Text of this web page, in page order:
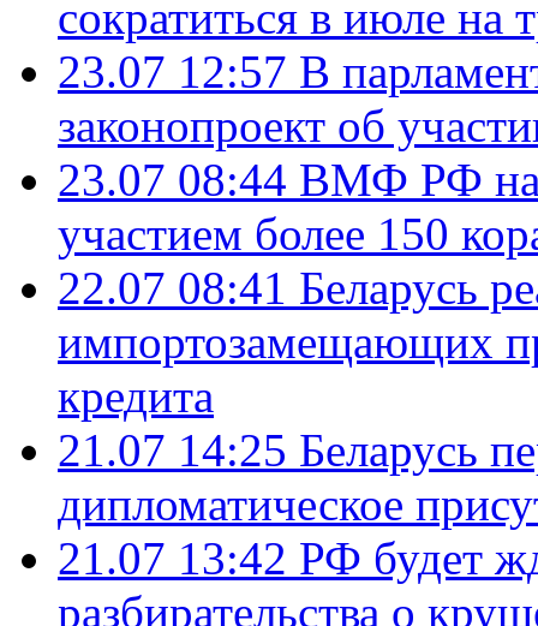
сократиться в июле на
23.07 12:57 В
законопроект об
23.07 08:44 ВМФ РФ
участием более 150
22.07 08:41 Беларусь
импортозамещающих
кредита
21.07 14:25 Беларусь
дипломатическое
21.07 13:42 РФ будет
разбирательства о